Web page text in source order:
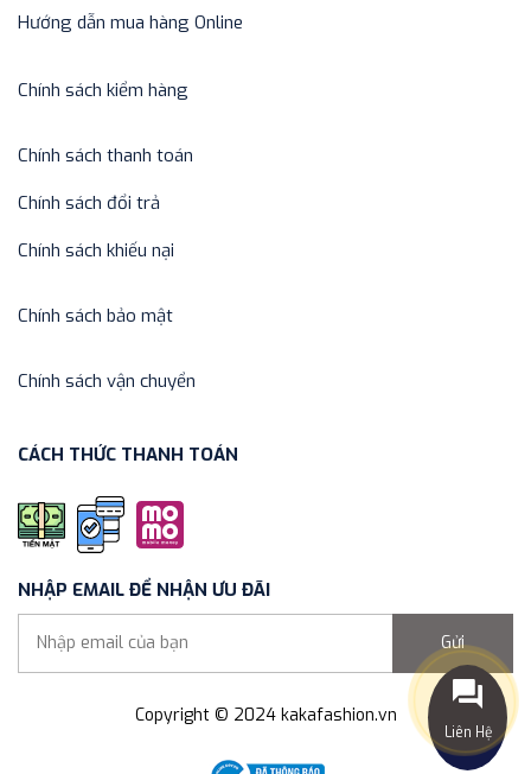
Copyright © 2024 kakafashion.vn
Liên Hệ
Hướng dẫn mua hàng Online
Chính sách kiểm hàng
Chính sách thanh toán
Chính sách đổi trả
Chính sách khiếu nại
Chính sách bảo mật
Chính sách vận chuyển
CÁCH THỨC THANH TOÁN
NHẬP EMAIL ĐỂ NHẬN ƯU ĐÃI
Gửi